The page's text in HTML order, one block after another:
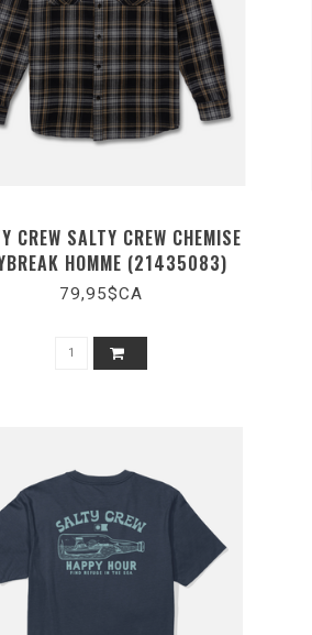
CREW SALTY CREW CHEMISE
HOMME (21435083)
79,95$CA